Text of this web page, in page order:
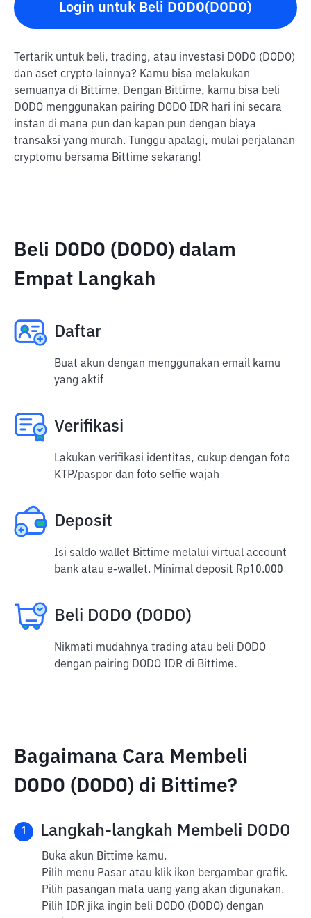
Login untuk Beli DODO(DODO)
Tertarik untuk beli, trading, atau investasi DODO (DODO)
dan aset crypto lainnya? Kamu bisa melakukan
semuanya di Bittime. Dengan Bittime, kamu bisa beli
DODO menggunakan pairing DODO IDR hari ini secara
instan di mana pun dan kapan pun dengan biaya
transaksi yang murah. Tunggu apalagi, mulai perjalanan
cryptomu bersama Bittime sekarang!
Beli DODO (DODO) dalam
Empat Langkah
Daftar
Buat akun dengan menggunakan email kamu
yang aktif
Verifikasi
Lakukan verifikasi identitas, cukup dengan foto
KTP/paspor dan foto selfie wajah
Deposit
Isi saldo wallet Bittime melalui virtual account
bank atau e-wallet. Minimal deposit Rp10.000
Beli DODO (DODO)
Nikmati mudahnya trading atau beli DODO
dengan pairing DODO IDR di Bittime.
Bagaimana Cara Membeli
DODO (DODO) di Bittime?
1 Langkah-langkah Membeli DODO
Buka akun Bittime kamu.
Pilih menu Pasar atau klik ikon bergambar grafik.
Pilih pasangan mata uang yang akan digunakan.
Pilih IDR jika ingin beli DODO (DODO) dengan